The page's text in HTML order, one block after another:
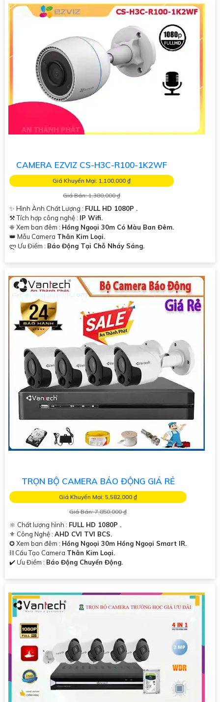
CAMERA EZVIZ CS-H3C-R100-1K2WF
Giá Khuyến Mại: 1,100,000 ₫
Giá Bán: 1,380,000 ₫
✨ Hình Ành Chất Lượng : FULL HD 1080P .
⚒ Tích hợp công nghệ : IP Wifi.
❈ Xem ban đêm : Hồng Ngoại 30m Có Màu Ban Đêm.
👑 Mẫu Camera Thân Kim Loại.
️ლ Ưu Điểm : Báo Động Tại Chỗ Nháy Sáng.
TRỌN BỘ CAMERA BÁO ĐỘNG GIÁ RẺ
Giá Khuyến Mại: 5,582,000 ₫
Giá Bán: 7,850,000 ₫
🔆 Chất lượng hình : FULL HD 1080P .
⚜️ Công Nghệ : AHD CVI TVI BCS.
✪ Xem ban đêm : Hồng Ngoại 30m Hồng Ngoại Smart IR.
⛓ Cấu Tạo Camera Thân Kim Loại.
️✔️ Ưu Điểm : Báo Động Chuyển Động.